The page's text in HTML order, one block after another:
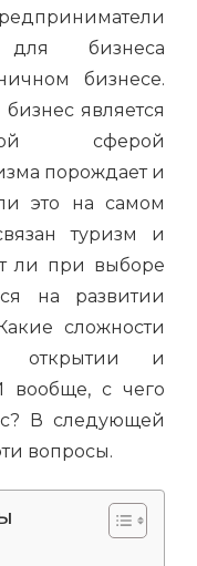
БИЗНЕС:
ОСНОВНЫХ
ШАГОВ
3
ВАЖНЫХ
ДЛЯ
ВЕДЕНИЯ
ГОСТИНИЧНОГО
БИЗНЕСА
бизнеса
бизнесе.
является
сферой
порождает и
это на самом
туризм и
ли при выборе
на развитии
сложности
открытии и
вообще, с чего
В следующей
вопросы.